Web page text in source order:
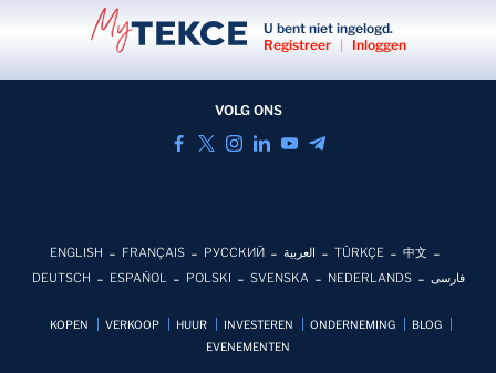
U bent niet ingelogd.
Registreer
Inloggen
VOLG ONS
ENGLISH FRANÇAIS РУССКИЙ العربية TÜRKÇE
中文
DEUTSCH
ESPAÑOL POLSKI SVENSKA NEDERLANDS فارسی
KOPEN VERKOOP HUUR INVESTEREN ONDERNEMING
BLOG
EVENEMENTEN